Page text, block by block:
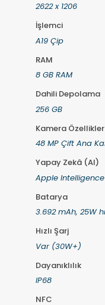
2622 x 1206
İşlemci
A19 Çip
RAM
8 GB RAM
Dahili Depolama
256 GB
Kamera
48 MP Çift Ana
Yapay Zekâ (AI)
Apple Intelligence
Batarya
3.692 mAh, 25W
Hızlı Şarj
Var (30W+)
Dayanıklılık
IP68
NFC